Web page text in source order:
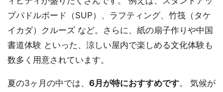
プパドルボード（SUP）、ラフティング、竹筏（タケ
イカダ）クルーズ など。さらに、紙の扇子作りや中国
書道体験 といった、涼しい屋内で楽しめる文化体験も
数多く用意されています。
夏の3ヶ月の中では、 6月が特におすすめです。 気候が